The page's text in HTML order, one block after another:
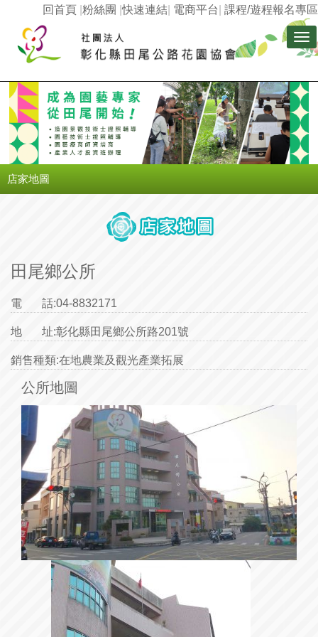
課程/遊程報名專區
電商平台
快速連結
粉絲團 |
回首頁
店家地圖
田尾鄉公所
電 話:04-8832171
地 址:彰化縣田尾鄉公所路201號
銷售種類:在地農業及觀光產業拓展
公所地圖